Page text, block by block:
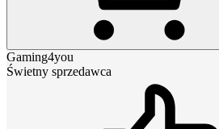
Gaming4you
Świetny sprzedawca